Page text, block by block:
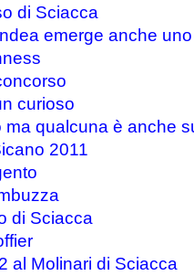
di Sciacca
emerge anche
curioso
ma qualcuna è anche
2011
di Sciacca
al Molinari di Sciacca